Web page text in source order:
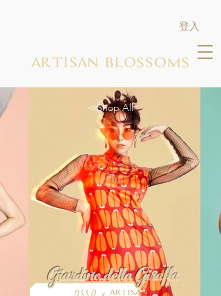
ARTISAN BLOSSOMS
登入
< Shop All
Giardino della Giraffa